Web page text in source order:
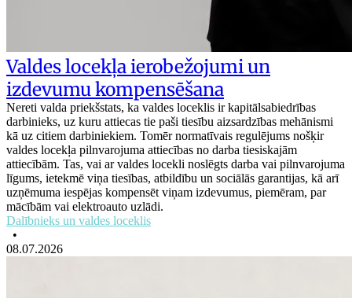
Valdes locekļa ierobežojumi un
izdevumu kompensēšana
Nereti valda priekšstats, ka valdes loceklis ir kapitālsabiedrības
darbinieks, uz kuru attiecas tie paši tiesību aizsardzības mehānismi
kā uz citiem darbiniekiem. Tomēr normatīvais regulējums nošķir
valdes locekļa pilnvarojuma attiecības no darba tiesiskajām
attiecībām. Tas, vai ar valdes locekli noslēgts darba vai pilnvarojuma
līgums, ietekmē viņa tiesības, atbildību un sociālās garantijas, kā arī
uzņēmuma iespējas kompensēt viņam izdevumus, piemēram, par
mācībām vai elektroauto uzlādi.
Dalībnieks un valdes loceklis
•
08.07.2026